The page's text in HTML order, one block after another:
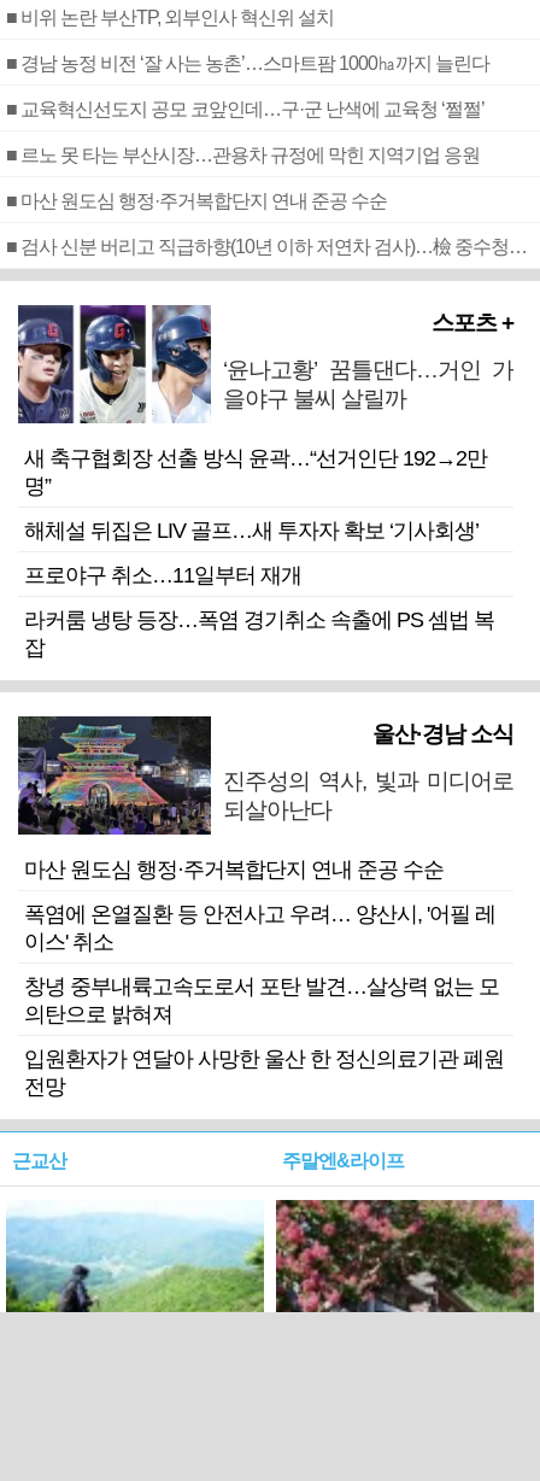
■ 비위 논란 부산TP, 외부인사 혁신위 설치
■ 경남 농정 비전 ‘잘 사는 농촌’…스마트팜 1000㏊까지 늘린다
■ 교육혁신선도지 공모 코앞인데…구·군 난색에 교육청 ‘쩔쩔’
■ 르노 못 타는 부산시장…관용차 규정에 막힌 지역기업 응원
■ 마산 원도심 행정·주거복합단지 연내 준공 수순
■ 검사 신분 버리고 직급하향(10년 이하 저연차 검사)…檢 중수청행 기피
스포츠 +
‘윤나고황’ 꿈틀댄다…거인 가
을야구 불씨 살릴까
새 축구협회장 선출 방식 윤곽…“선거인단 192→2만
명”
해체설 뒤집은 LIV 골프…새 투자자 확보 ‘기사회생’
프로야구 취소…11일부터 재개
라커룸 냉탕 등장…폭염 경기취소 속출에 PS 셈법 복
잡
울산·경남 소식
진주성의 역사, 빛과 미디어로
되살아난다
마산 원도심 행정·주거복합단지 연내 준공 수순
폭염에 온열질환 등 안전사고 우려… 양산시, '어필 레
이스' 취소
창녕 중부내륙고속도로서 포탄 발견…살상력 없는 모
의탄으로 밝혀져
입원환자가 연달아 사망한 울산 한 정신의료기관 폐원
전망
근교산 주말엔&라이프